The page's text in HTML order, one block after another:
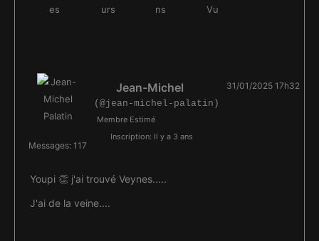
es
urs
ns
Vu
Messages: 117
Jean-Michel
31/01/2025 17h32
(@jean-michel-palatin)
Membre Estimé
Inscription: Il y a 3 ans
Youpi 👏 j'ai trouvé Veynes.....
J'ai de la veine....